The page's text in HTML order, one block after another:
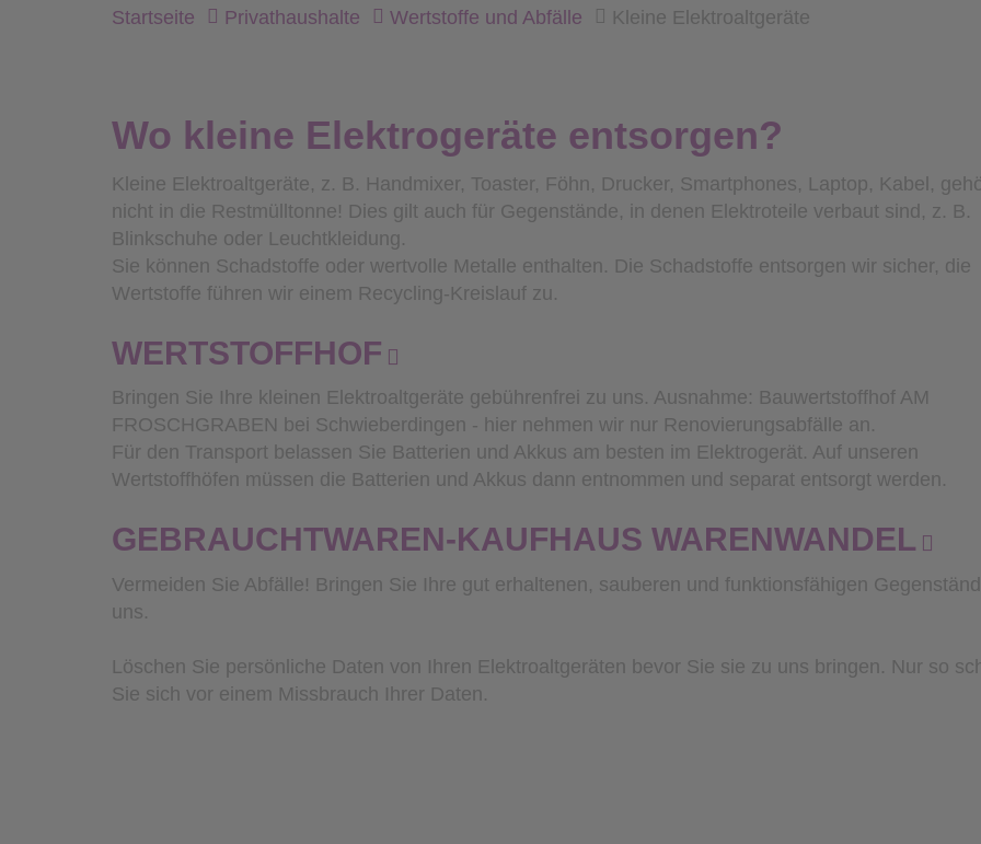
Startseite Privathaushalte Wertstoffe und Abfälle Kleine Elektroaltgeräte
Wo kleine Elektrogeräte entsorgen?
Kleine Elektroaltgeräte, z. B. Handmixer, Toaster, Föhn, Drucker, Smartphones, Laptop, Kabel,
nicht in die Restmülltonne! Dies gilt auch für Gegenstände, in denen Elektroteile verbaut sind, z. B.
Blinkschuhe oder Leuchtkleidung.
Sie können Schadstoffe oder wertvolle Metalle enthalten. Die Schadstoffe entsorgen wir sicher, die
Wertstoffe führen wir einem Recycling-Kreislauf zu.
WERTSTOFFHOF
Bringen Sie Ihre kleinen Elektroaltgeräte gebührenfrei zu uns. Ausnahme: Bauwertstoffhof AM
FROSCHGRABEN bei Schwieberdingen - hier nehmen wir nur Renovierungsabfälle an.
Für den Transport belassen Sie Batterien und Akkus am besten im Elektrogerät. Auf unseren
Wertstoffhöfen müssen die Batterien und Akkus dann entnommen und separat entsorgt werden.
GEBRAUCHTWAREN-KAUFHAUS WARENWANDEL
Vermeiden Sie Abfälle! Bringen Sie Ihre gut erhaltenen, sauberen und funktionsfähigen
uns.
Löschen Sie persönliche Daten von Ihren Elektroaltgeräten bevor Sie sie zu uns bringen. Nur so
Sie sich vor einem Missbrauch Ihrer Daten.